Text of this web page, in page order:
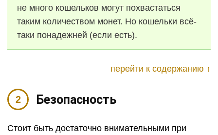
не много кошельков могут похвастаться
таким количеством монет. Но кошельки всё-
таки понадежней (если есть).
перейти к содержанию ↑
Безопасность
Стоит быть достаточно внимательными при